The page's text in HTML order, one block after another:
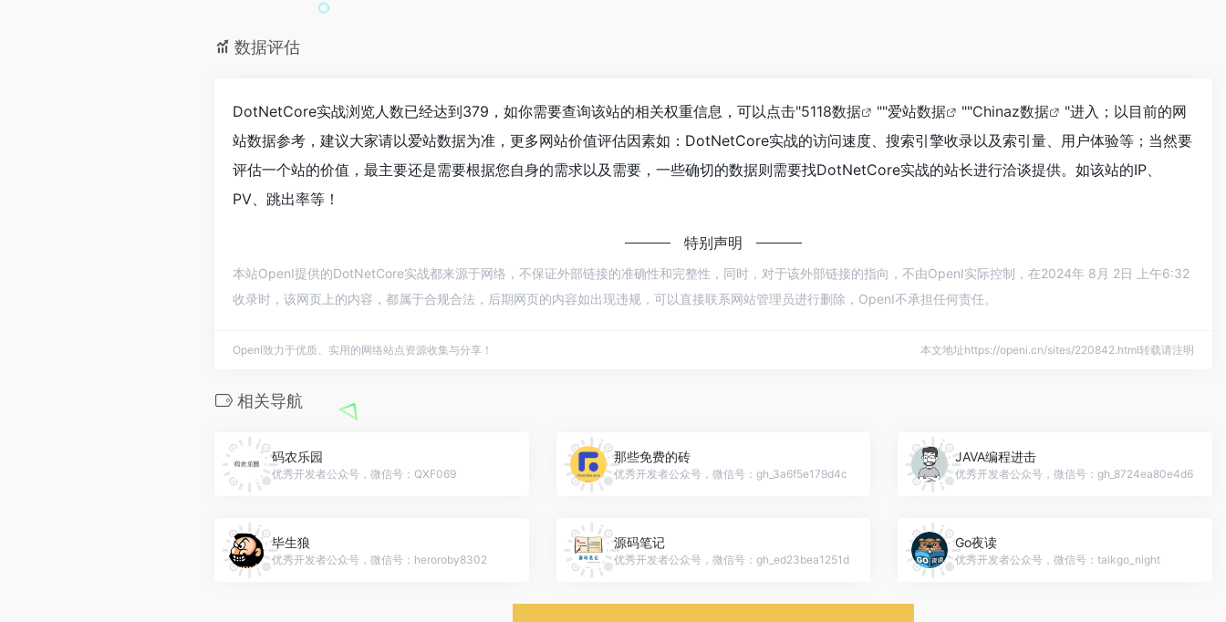
数据评估
DotNetCore实战浏览人数已经达到379，如你需要查询该站的相关权重信息，可以点击"5118数据 ""爱站数据 ""Chinaz数据
"进入；以目前的网
站数据参考，建议大家请以爱站数据为准，更多网站价值评估因素如：DotNetCore实战的访问速度、搜索引擎收录以及索引量、用户体验等；当然要
评估一个站的价值，最主要还是需要根据您自身的需求以及需要，一些确切的数据则需要找DotNetCore实战的站长进行洽谈提供。如该站的IP、
PV、跳出率等！
特别声明
本站OpenI提供的DotNetCore实战都来源于网络，不保证外部链接的准确性和完整性，同时，对于该外部链接的指向，不由OpenI实际控制，在2024年 8月 2日 上午6:32
收录时，该网页上的内容，都属于合规合法，后期网页的内容如出现违规，可以直接联系网站管理员进行删除，OpenI不承担任何责任。
OpenI致力于优质、实用的网络站点资源收集与分享！ 本文地址https://openi.cn/sites/220842.html转载请注明
相关导航
码农乐园
优秀开发者公众号，微信号：QXF069
那些免费的砖
优秀开发者公众号，微信号：gh_3a6f5e179d4c
JAVA编程进击
优秀开发者公众号，微信号：gh_8724ea80e4d6
毕生狼
优秀开发者公众号，微信号：heroroby8302
源码笔记
优秀开发者公众号，微信号：gh_ed23bea1251d
Go夜读
优秀开发者公众号，微信号：talkgo_night